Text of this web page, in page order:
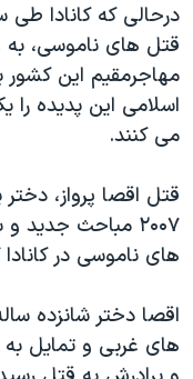
صفحه‌های ویژه
سفر پرزیدنت ترامپ
درحالی که کانادا
قتل های ناموسی، به
مهاجرمقیم این کشور
اسلامی این پدیده را
می کنند.
قتل اقصا پرواز، دختر
۲۰۰۷ مباحث
های ناموسی در
اقصا دختر شانزده
های غربی و تمایل به